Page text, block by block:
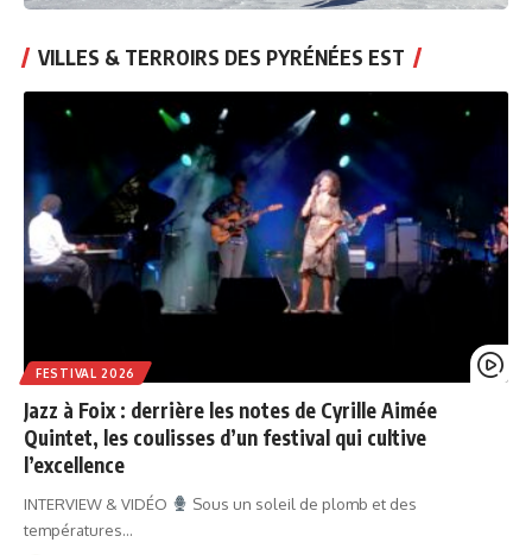
VILLES & TERROIRS DES PYRÉNÉES EST
FESTIVAL 2026
Jazz à Foix : derrière les notes de Cyrille Aimée
Quintet, les coulisses d’un festival qui cultive
l’excellence
INTERVIEW & VIDÉO
Sous un soleil de plomb et des
températures…